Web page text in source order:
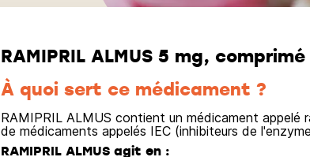
RAMIPRIL ALMUS 5 mg,
À quoi sert ce médicament ?
RAMIPRIL ALMUS contient un médicament appelé
de médicaments appelés IEC (inhibiteurs de
RAMIPRIL ALMUS agit en :